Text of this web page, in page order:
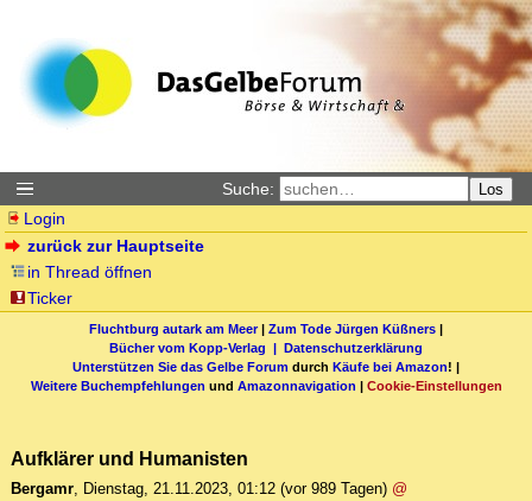
Suche: Los
Login
zurück zur Hauptseite
in Thread öffnen
Ticker
Fluchtburg autark am Meer| Zum Tode Jürgen Küßners |
Bücher vom Kopp-Verlag | Datenschutzerklärung
Unterstützen Sie das Gelbe Forum durch Käufe bei Amazon! |
Weitere Buchempfehlungen und Amazonnavigation | Cookie-Einstellungen
Aufklärer und Humanisten
Bergamr, Dienstag, 21.11.2023, 01:12 (vor 989 Tagen) @